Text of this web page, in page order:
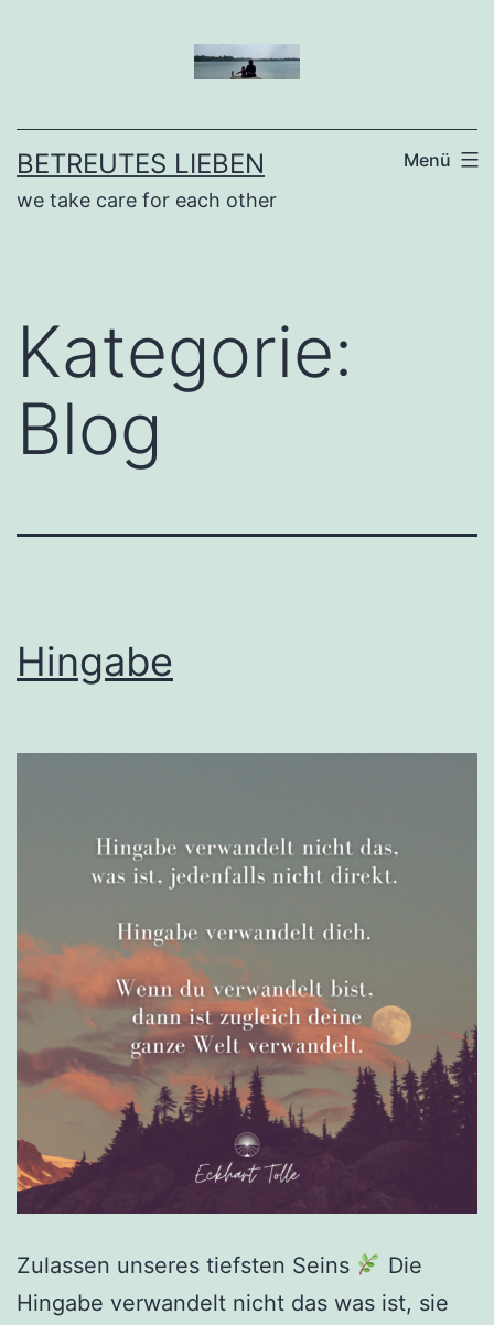
BETREUTES LIEBEN
we take care for each other
Menü
Kategorie:
Blog
Hingabe
Zulassen unseres tiefsten Seins
Die
Hingabe verwandelt nicht das was ist, sie